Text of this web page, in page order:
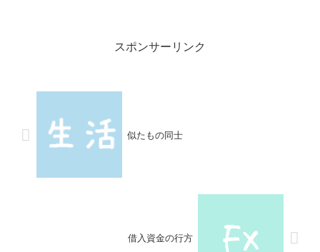
スポンサーリンク
似たもの同士
借入資金の行方